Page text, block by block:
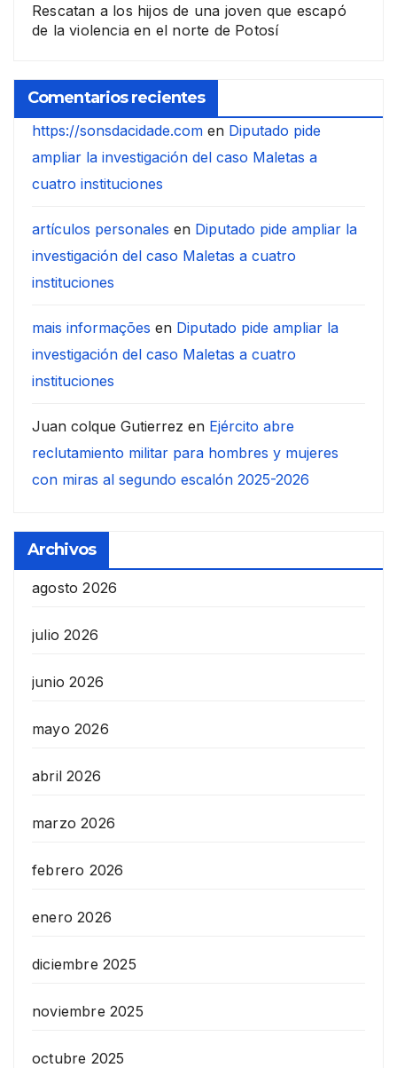
Rescatan a los hijos de una joven que escapó
de la violencia en el norte de Potosí
Comentarios recientes
https://sonsdacidade.com en Diputado pide
ampliar la investigación del caso Maletas a
cuatro instituciones
artículos personales en Diputado pide ampliar la
investigación del caso Maletas a cuatro
instituciones
mais informações en Diputado pide ampliar la
investigación del caso Maletas a cuatro
instituciones
Juan colque Gutierrez en Ejército abre
reclutamiento militar para hombres y mujeres
con miras al segundo escalón 2025-2026
Archivos
agosto 2026
julio 2026
junio 2026
mayo 2026
abril 2026
marzo 2026
febrero 2026
enero 2026
diciembre 2025
noviembre 2025
octubre 2025